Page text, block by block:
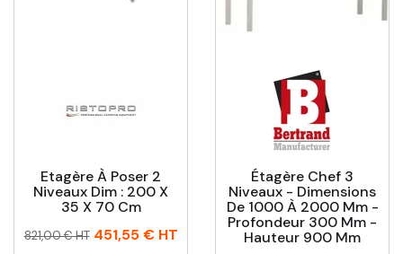
Etagère À Poser 2
Niveaux Dim : 200 X
35 X 70 Cm
Prix
Prix
821,00 € HT 451,55 €HT
Étagère Chef 3
Niveaux - Dimensions
De 1000 À 2000 Mm -
Profondeur 300 Mm -
Hauteur 900 Mm